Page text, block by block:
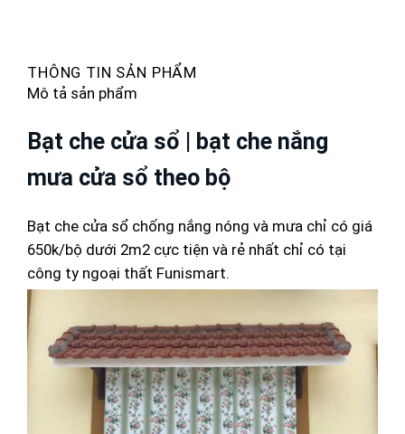
THÔNG TIN SẢN PHẨM
Mô tả sản phẩm
Bạt che cửa sổ | bạt che nắng
mưa cửa sổ theo bộ
Bạt che cửa sổ chống nắng nóng và mưa chỉ có giá
650k/bộ dưới 2m2 cực tiện và rẻ nhất chỉ có tại
công ty ngoại thất Funismart.